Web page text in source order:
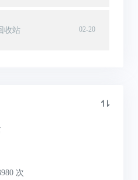
02-20
收站
次